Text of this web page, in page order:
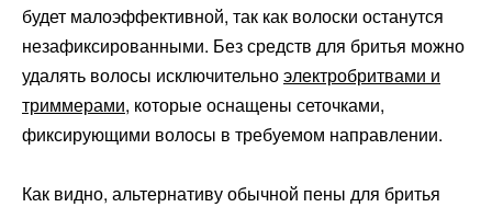
будет малоэффективной, так как волоски останутся
незафиксированными. Без средств для бритья можно
удалять волосы исключительноэлектробритвами и
триммерами, которые оснащены сеточками,
фиксирующими волосы в требуемом направлении.
Как видно, альтернативу обычной пены для бритья